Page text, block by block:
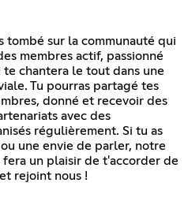
tombé sur la communauté qui
membres actif, passionné
chantera le tout dans une
Tu pourras partagé tes
donné et recevoir des
avec des
régulièrement. Si tu as
une envie de parler, notre
un plaisir de t'accorder de
rejoint nous !